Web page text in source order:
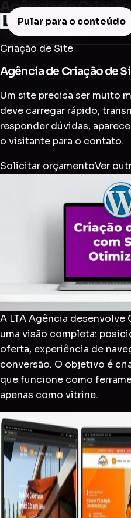
Pular para o conteúdo
Agência de Criação
Americana
Criação de Site
Agência de Criação de
Um site precisa ser muito
deve carregar rápido,
responder dúvidas,
o visitante para o contato.
Solicitar orçamentoVer
A LTA Agência desenvolve
uma visão completa:
oferta, experiência de
conversão. O objetivo é
que funcione como
apenas como vitrine.